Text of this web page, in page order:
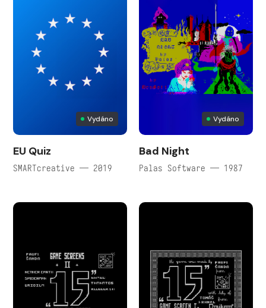
Vydáno
EU Quiz
SMARTcreative — 2019
Vydáno
Bad Night
Palas Software — 1987